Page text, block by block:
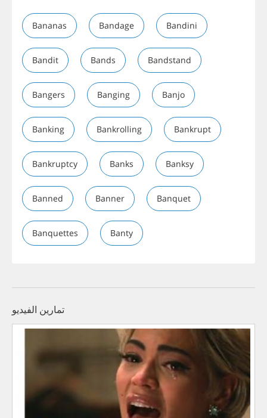
Bananas Bandage Bandini
Bandit Bands Bandstand
Bangers Banging Banjo
Banking Bankrolling Bankrupt
Bankruptcy Banks Banksy
Banned Banner Banquet
Banquettes Banty
تمارين الفيديو